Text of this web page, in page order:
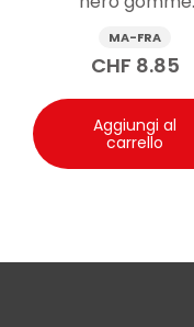
riapplicarlo e
desidera
aumenta la durata
rimuovi con due
essere rifiutato
compaiono
completare il
rinnovante
500ml
MA-FRA
CHF 8.85
Aggiungi al
carrello